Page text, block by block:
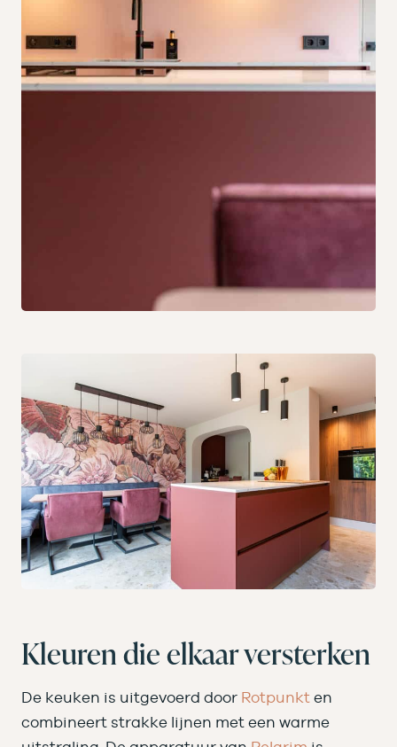
Kleuren die elkaar versterken
De keuken is uitgevoerd door Rotpunkt en
combineert strakke lijnen met een warme